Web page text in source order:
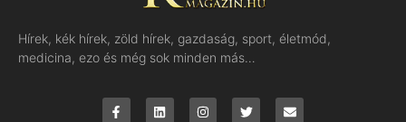
Hírek, kék hírek, zöld hírek, gazdaság, sport, életmód,
medicina, ezo és még sok minden más…